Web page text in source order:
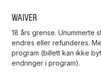
Waiver
18 års grense. Unummerte
endres eller refunderes.
program (billett kan ikke
endringer i program).